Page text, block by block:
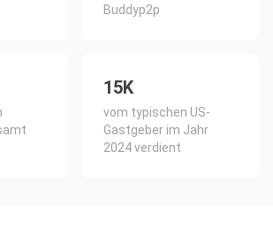
Buddyp2p
15K
vom typischen US-
Gastgeber im Jahr
2024 verdient